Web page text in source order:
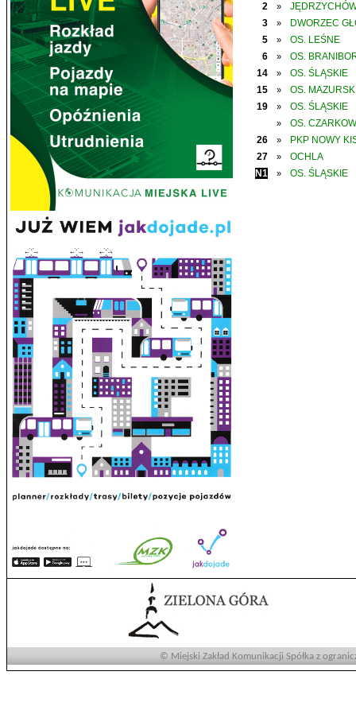
2 »
3
»
DWORZEC
5
»
OS. LEŚNE
6
»
OS.
14
»
OS. ŚLĄSKIE
15
»
OS.
19
» OS. ŚLĄSKIE
»
OS.
26
»
PKP NOWY
27
»
OCHLA
N1
» OS. ŚLĄSKIE
© Miejski Zakład Komunikacji Spółka z